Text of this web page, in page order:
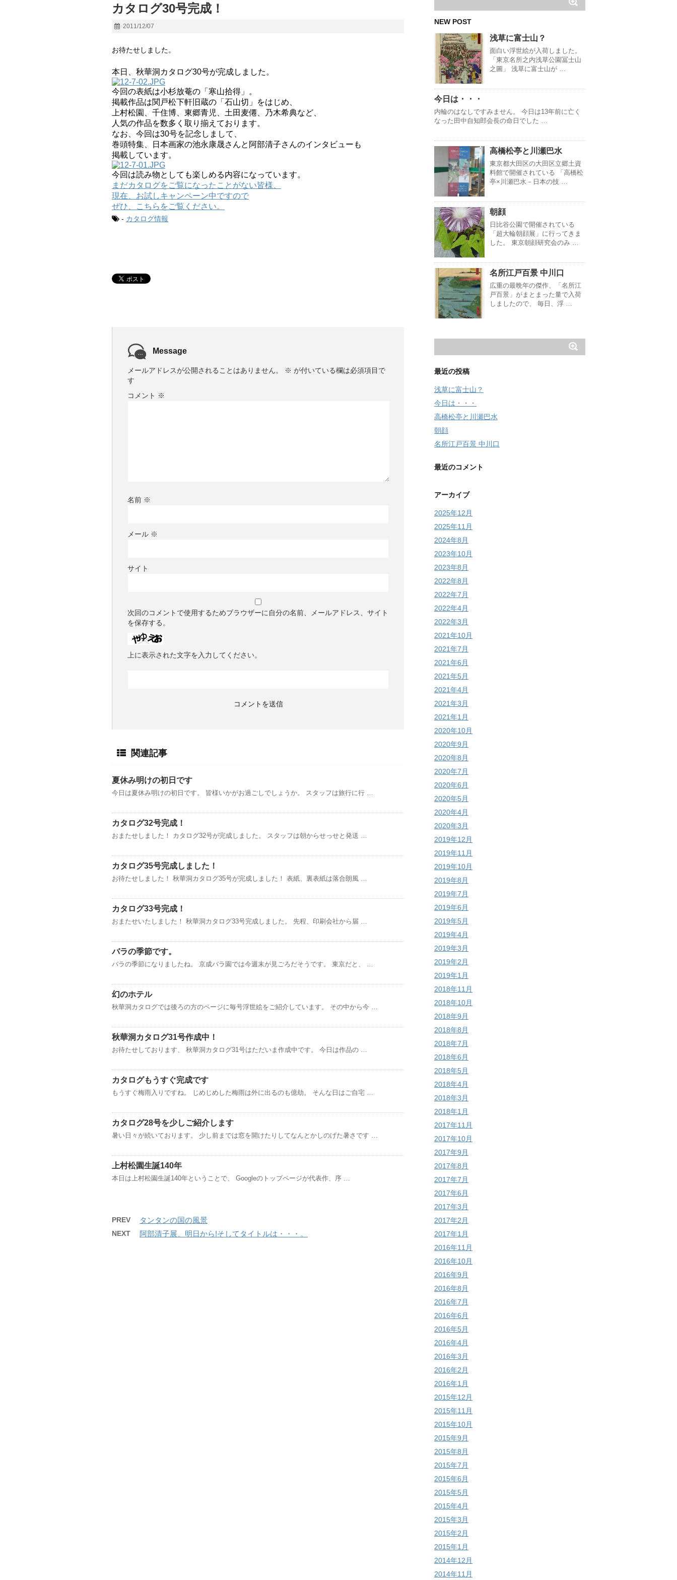
カタログ30号完成！
2011/12/07
お待たせしました。
本日、秋華洞カタログ30号が完成しました。
今回の表紙は小杉放菴の「寒山拾得」。
掲載作品は関戸松下軒旧蔵の「石山切」をはじめ、
上村松園、千住博、東郷青児、土田麦僊、乃木希典など、
人気の作品を数多く取り揃えております。
なお、今回は30号を記念しまして、
巻頭特集、日本画家の池永康晟さんと阿部清子さんのインタビューも
掲載しています。
今回は読み物としても楽しめる内容になっています。
まだカタログをご覧になったことがない皆様、
現在、お試しキャンペーン中ですので
ぜひ、こちらをご覧ください。
- カタログ情報
Message
メールアドレスが公開されることはありません。 ※ が付いている欄は必須項目で
す
コメント ※
名前 ※
メール ※
サイト
次回のコメントで使用するためブラウザーに自分の名前、メールアドレス、サイト
を保存する。
上に表示された文字を入力してください。
関連記事
夏休み明けの初日です
今日は夏休み明けの初日です。 皆様いかがお過ごしでしょうか。 スタッフは旅行に行 …
カタログ32号完成！
おまたせしました！ カタログ32号が完成しました。 スタッフは朝からせっせと発送 …
カタログ35号完成しました！
お待たせしました！ 秋華洞カタログ35号が完成しました！ 表紙、裏表紙は落合朗風 …
カタログ33号完成！
おまたせいたしました！ 秋華洞カタログ33号完成しました。 先程、印刷会社から届 …
バラの季節です。
バラの季節になりましたね。 京成バラ園では今週末が見ごろだそうです。 東京だと、 …
幻のホテル
秋華洞カタログでは後ろの方のページに毎号浮世絵をご紹介しています。 その中から今 …
秋華洞カタログ31号作成中！
お待たせしております、 秋華洞カタログ31号はただいま作成中です。 今日は作品の …
カタログもうすぐ完成です
もうすぐ梅雨入りですね。 じめじめした梅雨は外に出るのも億劫。 そんな日はご自宅 …
カタログ28号を少しご紹介します
暑い日々が続いております。 少し前までは窓を開けたりしてなんとかしのげた暑さです …
上村松園生誕140年
本日は上村松園生誕140年ということで、 Googleのトップページが代表作、序 …
PREV タンタンの国の風景
NEXT 阿部清子展、明日から!そしてタイトルは・・・。
NEW POST
浅草に富士山？
面白い浮世絵が入荷しました。
「東京名所之内浅草公園冨士山
之圖」 浅草に富士山が …
今日は・・・
内輪のはなしですみません。 今日は13年前に亡く
なった田中自知郎会長の命日でした …
高橋松亭と川瀬巴水
東京都大田区の大田区立郷土資
料館で開催されている 「高橋松
亭×川瀬巴水－日本の技 …
朝顔
日比谷公園で開催されている
「超大輪朝顔展」に行ってきま
した。 東京朝顔研究会のみ …
名所江戸百景 中川口
広重の最晩年の傑作、「名所江
戸百景」がまとまった量で入荷
しましたので、 毎日、浮 …
最近の投稿
浅草に富士山？
今日は・・・
高橋松亭と川瀬巴水
朝顔
名所江戸百景 中川口
最近のコメント
アーカイブ
2025年12月
2025年11月
2024年8月
2023年10月
2023年8月
2022年8月
2022年7月
2022年4月
2022年3月
2021年10月
2021年7月
2021年6月
2021年5月
2021年4月
2021年3月
2021年1月
2020年10月
2020年9月
2020年8月
2020年7月
2020年6月
2020年5月
2020年4月
2020年3月
2019年12月
2019年11月
2019年10月
2019年8月
2019年7月
2019年6月
2019年5月
2019年4月
2019年3月
2019年2月
2019年1月
2018年11月
2018年10月
2018年9月
2018年8月
2018年7月
2018年6月
2018年5月
2018年4月
2018年3月
2018年1月
2017年11月
2017年10月
2017年9月
2017年8月
2017年7月
2017年6月
2017年3月
2017年2月
2017年1月
2016年11月
2016年10月
2016年9月
2016年8月
2016年7月
2016年6月
2016年5月
2016年4月
2016年3月
2016年2月
2016年1月
2015年12月
2015年11月
2015年10月
2015年9月
2015年8月
2015年7月
2015年6月
2015年5月
2015年4月
2015年3月
2015年2月
2015年1月
2014年12月
2014年11月